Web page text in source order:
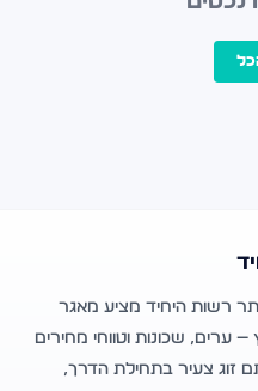
רשות היחיד מציע מאגר
ערים, שכונות וטווחי מחירים
זוג צעיר בתחילת הדרך,